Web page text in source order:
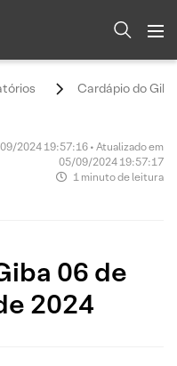
Cardápio do
2024 19:57:16 • Atualizado em
05/09/2024 19:57:17
1 minuto de leitura
06 de
2024